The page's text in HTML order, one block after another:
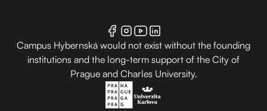
Campus Hybernská would not exist without the founding
institutions and the long-term support of the City of
Prague and Charles University.